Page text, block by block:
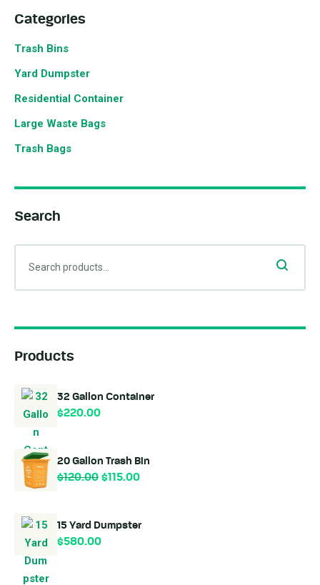
Categories
Trash Bins
Yard Dumpster
Residential Container
Large Waste Bags
Trash Bags
Search
Products
32 Gallon Container
$220.00
20 Gallon Trash Bin
$120.00 $115.00
15 Yard Dumpster
$580.00